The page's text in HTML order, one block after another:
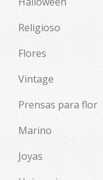
Religioso
Flores
Vintage
Prensas para flor
Marino
Joyas